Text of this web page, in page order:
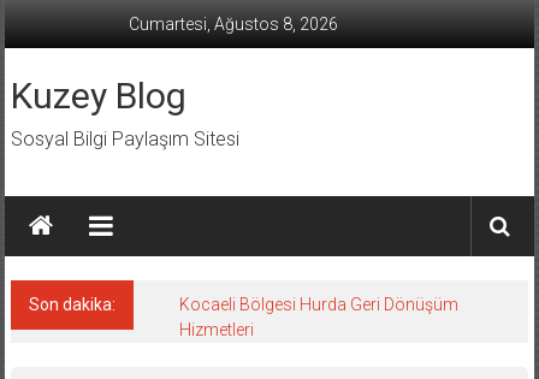
Cumartesi, Ağustos 8, 2026
Kuzey Blog
Sosyal Bilgi Paylaşım Sitesi
Son dakika:
Kocaeli Bölgesi Hurda Geri Dönüşüm
Hizmetleri